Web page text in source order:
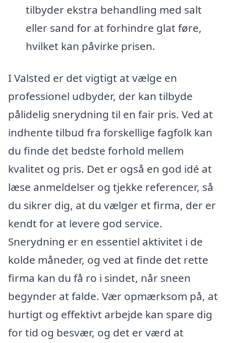
tilbyder ekstra behandling med salt
eller sand for at forhindre glat føre,
hvilket kan påvirke prisen.
I Valsted er det vigtigt at vælge en
professionel udbyder, der kan tilbyde
pålidelig snerydning til en fair pris. Ved at
indhente tilbud fra forskellige fagfolk kan
du finde det bedste forhold mellem
kvalitet og pris. Det er også en god idé at
læse anmeldelser og tjekke referencer, så
du sikrer dig, at du vælger et firma, der er
kendt for at levere god service.
Snerydning er en essentiel aktivitet i de
kolde måneder, og ved at finde det rette
firma kan du få ro i sindet, når sneen
begynder at falde. Vær opmærksom på, at
hurtigt og effektivt arbejde kan spare dig
for tid og besvær, og det er værd at